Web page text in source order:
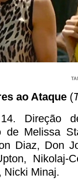
ao Ataque (
Direção
de Melissa
Diaz, Don
Nikolaj-
Nicki Minaj.